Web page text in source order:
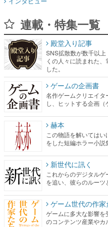
連載・特集一覧
殿堂入り記事
SNS拡散数が数千以
くの人々に読まれた、
した。
ゲームの企画書
名作ゲームクリエイタ
し、ヒットする企画（
赫本
この物語を解いては
をした短編ホラー小説
新世代に訊く
これからのデジタル
を追い、彼らのルーツ
ゲーム世代の作家
ゲームに多大な影響
のコンテンツ産業やカ